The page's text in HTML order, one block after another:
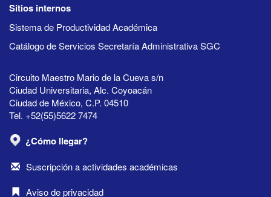
Sitios internos
Sistema de Productividad Académica
Catálogo de Servicios Secretaría Administrativa SGC
Circuito Maestro Mario de la Cueva s/n
Ciudad Universitaria, Alc. Coyoacán
Ciudad de México, C.P. 04510
Tel. +52(55)5622 7474
¿Cómo llegar?
Suscripción a actividades académicas
Aviso de privacidad